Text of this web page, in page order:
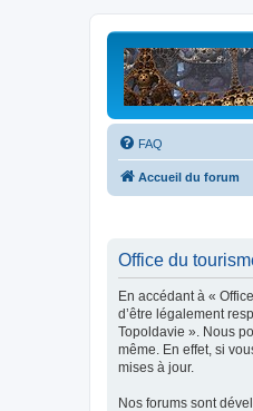
FAQ
Accueil du forum
Office du
En accédant à «
d’être légalement
Topoldavie ». Nous
même. En effet, si
mises à jour.
Nos forums sont